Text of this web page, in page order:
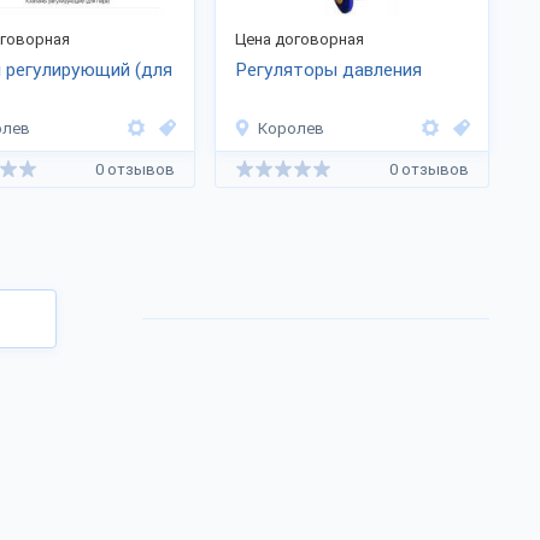
регулирующий (для
0 отзывов
Цена договорная
Регуляторы давления
Королев
0 отзывов